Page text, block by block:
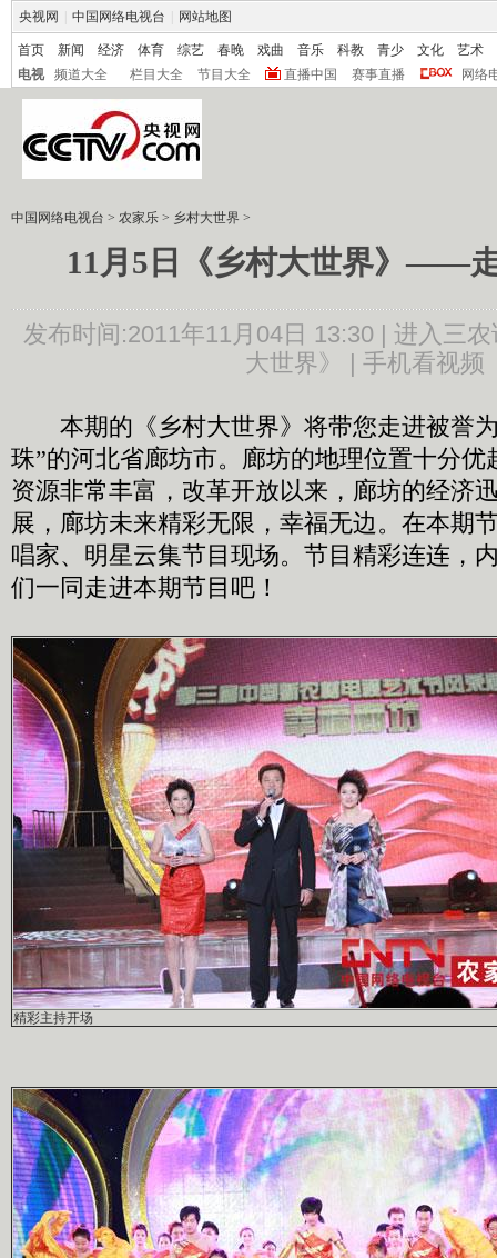
央视网 中国网络电视台 网站地图
首页 新闻 经济 体育 综艺 春晚 戏曲 音乐 科教 青少 文化
艺术
电视
频道大全 栏目大全 节目大全 直播中国 赛事直播 网络
中国网络电视台 > 农家乐 > 乡村大世界 >
11月5日《乡村大世界》——
发布时间:2011年11月04日 13:30 | 进入三农
大世界》
| 手机看视频
本期的《乡村大世界》将带您走进被誉为
珠”的河北省廊坊市。廊坊的地理位置十分优
资源非常丰富，改革开放以来，廊坊的经济
展，廊坊未来精彩无限，幸福无边。在本期
唱家、明星云集节目现场。节目精彩连连，
们一同走进本期节目吧！
精彩主持开场